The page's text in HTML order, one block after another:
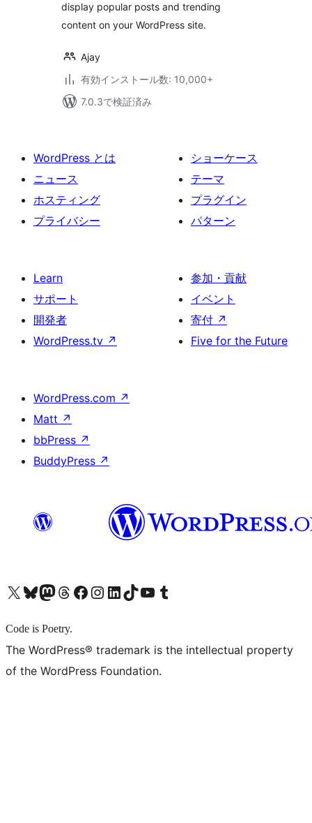
display popular posts and trending
content on your WordPress site.
Ajay
有効インストール数: 10,000+
7.0.3で検証済み
WordPress とは
ニュース
ホスティング
プライバシー
ショーケース
テーマ
プラグイン
パターン
Learn
サポート
開発者
WordPress.tv ↗
参加・貢献
イベント
寄付 ↗
Five for the Future
WordPress.com ↗
Matt ↗
bbPress ↗
BuddyPress ↗
X (旧 Twitter) アカウントへBluesky アカウントへMastodon アカウントへThreads アカウントへ Facebook ページへInstagram アカウントへ LinkedIn アカウントへTikTok アカウントへYouTube チャンネルへ Tumblr アカウントへ
Code is Poetry.
The WordPress® trademark is the intellectual property
of the WordPress Foundation.